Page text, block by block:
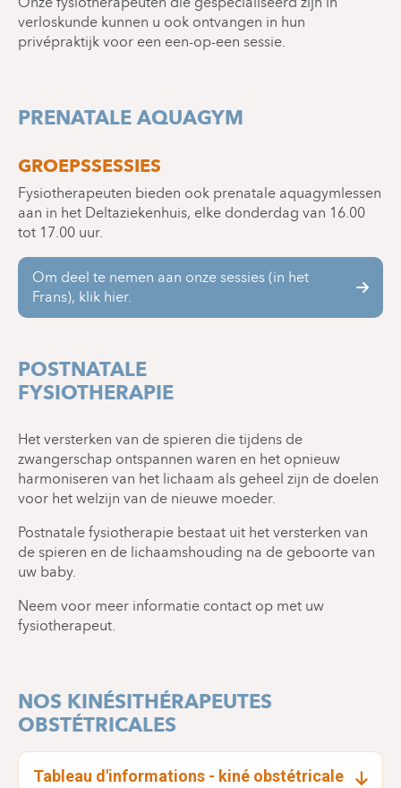
verloskunde kunnen u ook ontvangen in hun
privépraktijk voor een een-op-een sessie.
PRENATALE AQUAGYM
GROEPSSESSIES
Fysiotherapeuten bieden ook prenatale aquagymlessen
aan in het Deltaziekenhuis, elke donderdag van 16.00
tot 17.00 uur.
Om deel te nemen aan onze sessies (in het
Frans), klik hier.
POSTNATALE
FYSIOTHERAPIE
Het versterken van de spieren die tijdens de
zwangerschap ontspannen waren en het opnieuw
harmoniseren van het lichaam als geheel zijn de doelen
voor het welzijn van de nieuwe moeder.
Postnatale fysiotherapie bestaat uit het versterken van
de spieren en de lichaamshouding na de geboorte van
uw baby.
Neem voor meer informatie contact op met uw
fysiotherapeut.
NOS KINÉSITHÉRAPEUTES
OBSTÉTRICALES
Tableau d'informations - kiné obstétricale